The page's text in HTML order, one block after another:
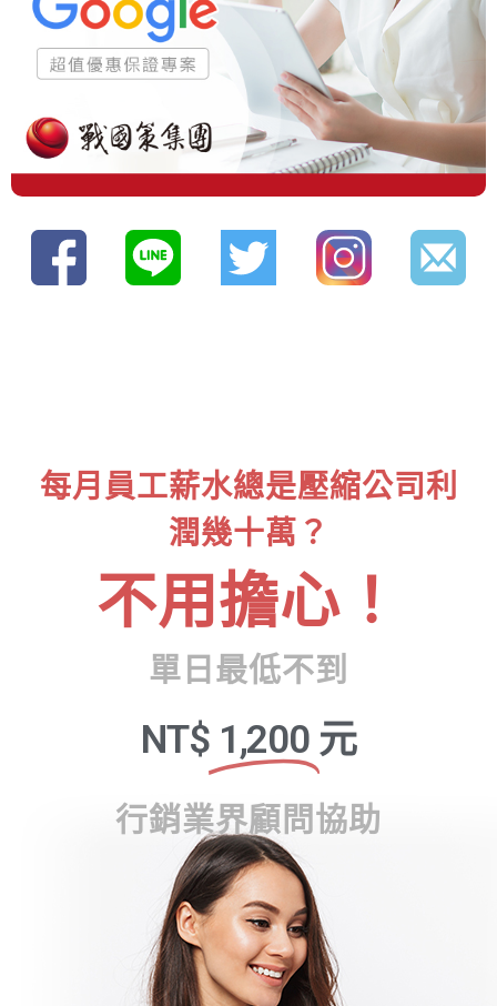
每月員工薪水總是壓縮公司利
潤幾十萬？
不用擔心！
單日最低不到
NT$ 1,200 元
行銷業界顧問協助